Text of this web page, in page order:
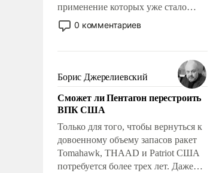
применение которых уже стало
обыденностью. Задача по созданию
такого корабля очень сложна и
реализация радикально поднимет
наши боевые возможности.
0 комментариев
Борис Джерелиевский
Сможет ли Пентагон перестроить
ВПК США
Только для того, чтобы вернуться к
довоенному объему запасов ракет
Tomahawk, THAAD и Patriot США
потребуется более трех лет. Даже